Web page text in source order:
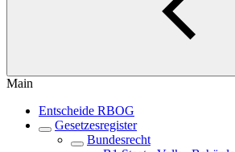
Main
Entscheide RBOG
Gesetzesregister
Bundesrecht